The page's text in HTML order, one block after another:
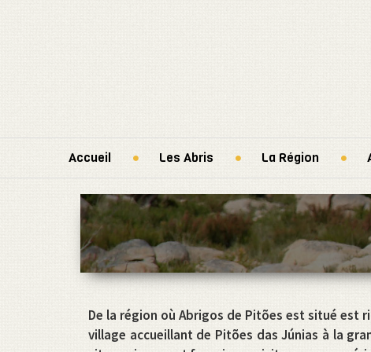
Accueil Les Abris La Région
De la région où Abrigos de Pitões est situé est
village accueillant de Pitões das Júnias à la